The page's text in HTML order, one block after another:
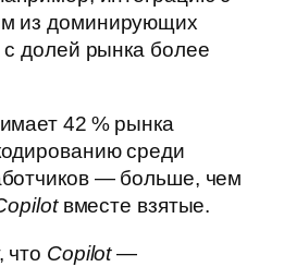
из доминирующих
с долей рынка более
42 % рынка
среди
— больше, чем
вместе взятые.
что Copilot—